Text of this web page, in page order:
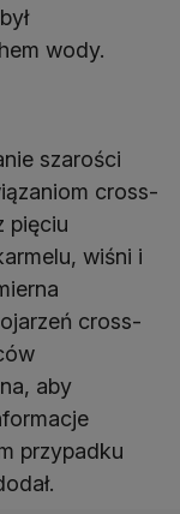
wody.
szarości
cross-
pięciu
wiśni i
cross-
aby
przypadku